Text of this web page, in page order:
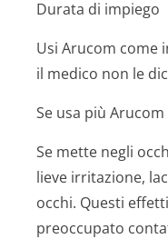
Durata di impiego
Usi Arucom come
il medico non le
Se usa più
Se mette negli
lieve irritazione,
occhi. Questi
preoccupato